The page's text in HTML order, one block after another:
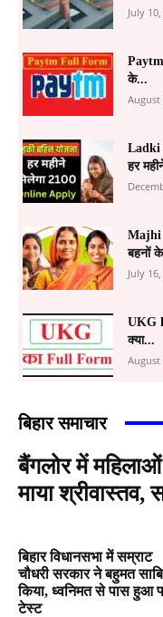
July
के...
August
Ladki
हर
Majhi
बहनों
July
UKG
क्या...
August
बिहार समाचार
बैंगलोर में
माया श्रीवास्तव,
बिहार विधानसभा में सम्राट
चौधरी सरकार ने बहुमत
किया, ध्वनिमत से पास हुआ
टेस्ट